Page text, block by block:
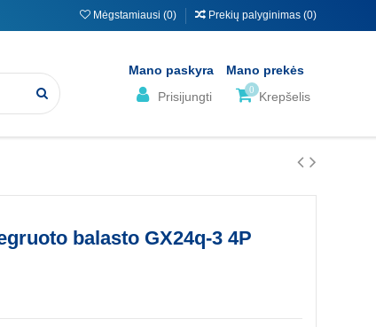
Mėgstamiausi (0) Prekių palyginimas (0)
Mano paskyra
Prisijungti
Mano prekės
0Krepšelis
balasto GX24q-3 4P